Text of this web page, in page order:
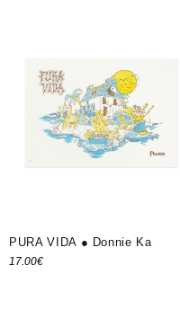
PURA VIDA ● Donnie Ka
17.00€